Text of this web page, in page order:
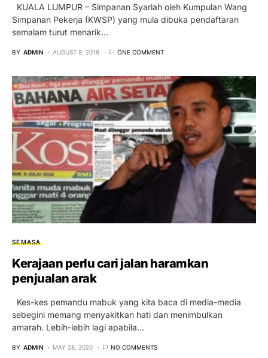
KUALA LUMPUR – Simpanan Syariah oleh Kumpulan Wang
Simpanan Pekerja (KWSP) yang mula dibuka pendaftaran
semalam turut menarik…
BY ADMIN AUGUST 9, 2016 ONE COMMENT
SEMASA
Kerajaan perlu cari jalan haramkan
penjualan arak
Kes-kes pemandu mabuk yang kita baca di media-media
sebegini memang menyakitkan hati dan menimbulkan
amarah. Lebih-lebih lagi apabila…
BY ADMIN MAY 28, 2020 NO COMMENTS